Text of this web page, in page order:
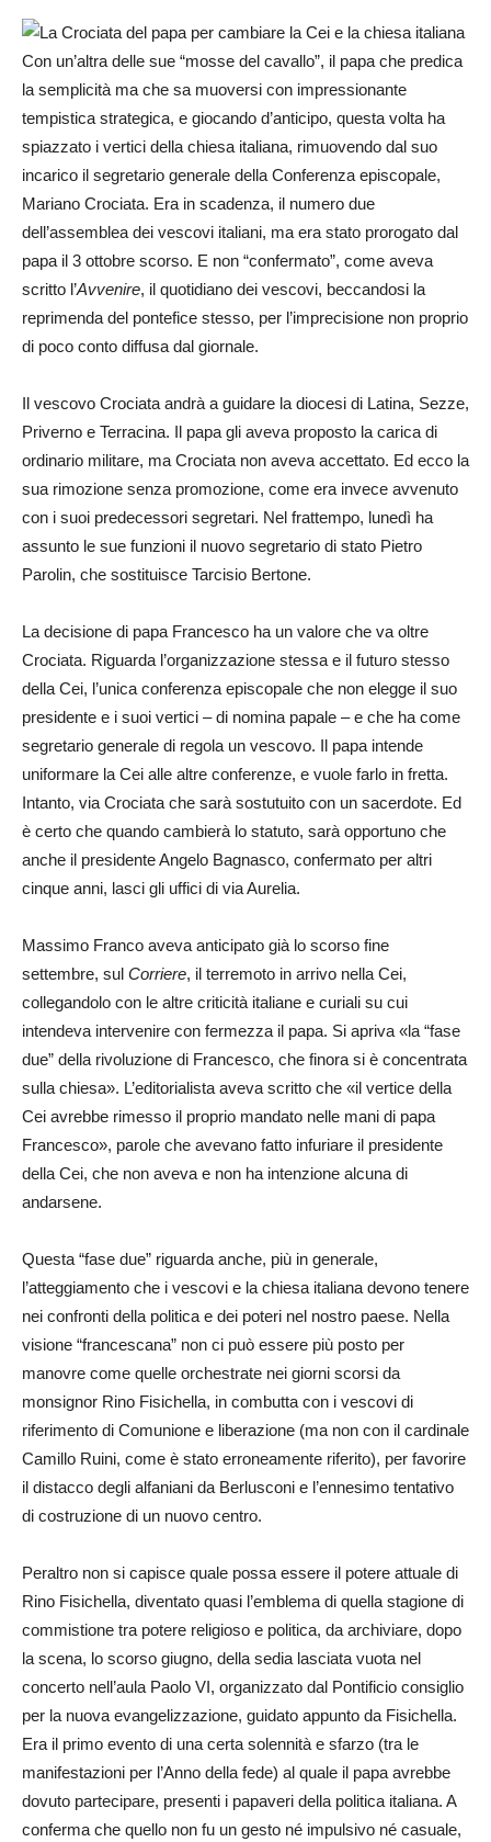
Con un’altra delle sue “mosse del cavallo”, il papa che predica
la semplicità ma che sa muoversi con impressionante
tempistica strategica, e giocando d’anticipo, questa volta ha
spiazzato i vertici della chiesa italiana, rimuovendo dal suo
incarico il segretario generale della Conferenza episcopale,
Mariano Crociata. Era in scadenza, il numero due
dell’assemblea dei vescovi italiani, ma era stato prorogato dal
papa il 3 ottobre scorso. E non “confermato”, come aveva
scritto l’Avvenire, il quotidiano dei vescovi, beccandosi la
reprimenda del pontefice stesso, per l’imprecisione non proprio
di poco conto diffusa dal giornale.
Il vescovo Crociata andrà a guidare la diocesi di Latina, Sezze,
Priverno e Terracina. Il papa gli aveva proposto la carica di
ordinario militare, ma Crociata non aveva accettato. Ed ecco la
sua rimozione senza promozione, come era invece avvenuto
con i suoi predecessori segretari. Nel frattempo, lunedì ha
assunto le sue funzioni il nuovo segretario di stato Pietro
Parolin, che sostituisce Tarcisio Bertone.
La decisione di papa Francesco ha un valore che va oltre
Crociata. Riguarda l’organizzazione stessa e il futuro stesso
della Cei, l’unica conferenza episcopale che non elegge il suo
presidente e i suoi vertici – di nomina papale – e che ha come
segretario generale di regola un vescovo. Il papa intende
uniformare la Cei alle altre conferenze, e vuole farlo in fretta.
Intanto, via Crociata che sarà sostutuito con un sacerdote. Ed
è certo che quando cambierà lo statuto, sarà opportuno che
anche il presidente Angelo Bagnasco, confermato per altri
cinque anni, lasci gli uffici di via Aurelia.
Massimo Franco aveva anticipato già lo scorso fine
settembre, sul Corriere, il terremoto in arrivo nella Cei,
collegandolo con le altre criticità italiane e curiali su cui
intendeva intervenire con fermezza il papa. Si apriva «la “fase
due” della rivoluzione di Francesco, che finora si è concentrata
sulla chiesa». L’editorialista aveva scritto che «il vertice della
Cei avrebbe rimesso il proprio mandato nelle mani di papa
Francesco», parole che avevano fatto infuriare il presidente
della Cei, che non aveva e non ha intenzione alcuna di
andarsene.
Questa “fase due” riguarda anche, più in generale,
l’atteggiamento che i vescovi e la chiesa italiana devono tenere
nei confronti della politica e dei poteri nel nostro paese. Nella
visione “francescana” non ci può essere più posto per
manovre come quelle orchestrate nei giorni scorsi da
monsignor Rino Fisichella, in combutta con i vescovi di
riferimento di Comunione e liberazione (ma non con il cardinale
Camillo Ruini, come è stato erroneamente riferito), per favorire
il distacco degli alfaniani da Berlusconi e l’ennesimo tentativo
di costruzione di un nuovo centro.
Peraltro non si capisce quale possa essere il potere attuale di
Rino Fisichella, diventato quasi l’emblema di quella stagione di
commistione tra potere religioso e politica, da archiviare, dopo
la scena, lo scorso giugno, della sedia lasciata vuota nel
concerto nell’aula Paolo VI, organizzato dal Pontificio consiglio
per la nuova evangelizzazione, guidato appunto da Fisichella.
Era il primo evento di una certa solennità e sfarzo (tra le
manifestazioni per l’Anno della fede) al quale il papa avrebbe
dovuto partecipare, presenti i papaveri della politica italiana. A
conferma che quello non fu un gesto né impulsivo né casuale,